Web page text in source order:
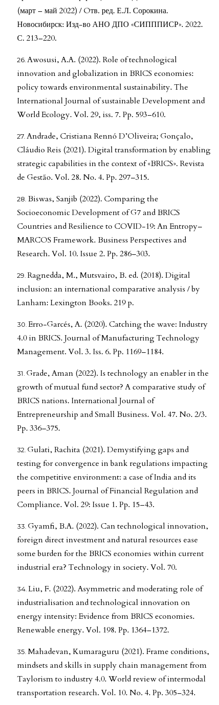
(март – май 2022) / Oтв. ред. Е.Л. Сорокина.
Новосибирск: Изд-во АНО ДПО «СИПППИСР». 2022.
С. 213–220.
Awosusi, A.A. (2022). Role of technological
innovation and globalization in BRICS economies:
policy towards environmental sustainability. The
International Journal of sustainable Development and
World Ecology. Vol. 29, iss. 7. Pp. 593–610.
Andrade, Cristiana Rennó D’Oliveira; Gonçalo,
Cláudio Reis (2021). Digital transformation by enabling
strategic capabilities in the context of «BRICS». Revista
de Gestão. Vol. 28. No. 4. Pp. 297–315.
Biswas, Sanjib (2022). Comparing the
Socioeconomic Development of G7 and BRICS
Countries and Resilience to COVID-19: An Entropy–
MARCOS Framework. Business Perspectives and
Research. Vol. 10. Issue 2. Pp. 286–303.
Ragnedda, M., Mutsvairo, B. ed. (2018). Digital
inclusion: an international comparative analysis / by
Lanham: Lexington Books. 219 p.
Erro-Garcés, A. (2020). Catching the wave: Industry
4.0 in BRICS. Journal of Manufacturing Technology
Management. Vol. 3. Iss. 6. Pp. 1169–1184.
Grade, Aman (2022). Is technology an enabler in the
growth of mutual fund sector? A comparative study of
BRICS nations. International Journal of
Entrepreneurship and Small Business. Vol. 47. No. 2/3.
Pp. 336–375.
Gulati, Rachita (2021). Demystifying gaps and
testing for convergence in bank regulations impacting
the competitive environment: a case of India and its
peers in BRICS. Journal of Financial Regulation and
Compliance. Vol. 29: Issue 1. Pp. 15–43.
Gyamfi, B.A. (2022). Can technological innovation,
foreign direct investment and natural resources ease
some burden for the BRICS economies within current
industrial era? Technology in society. Vol. 70.
Liu, F. (2022). Asymmetric and moderating role of
industrialisation and technological innovation on
energy intensity: Evidence from BRICS economies.
Renewable energy. Vol. 198. Pp. 1364–1372.
Mahadevan, Kumaraguru (2021). Frame conditions,
mindsets and skills in supply chain management from
Taylorism to industry 4.0. World review of intermodal
transportation research. Vol. 10. No. 4. Pp. 305–324.